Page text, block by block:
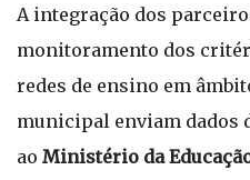
A integração dos
monitoramento dos
redes de ensino em
municipal enviam dados
ao Ministério da